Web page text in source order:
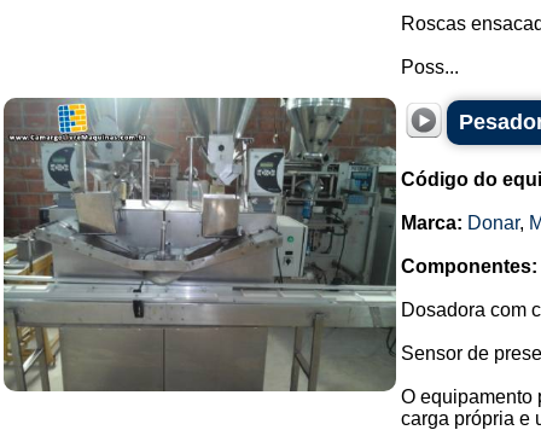
Roscas
Poss...
Código do
Marca: Donar,
Componentes:
Dosadora com
Sensor de
O equipamento
carga própria e